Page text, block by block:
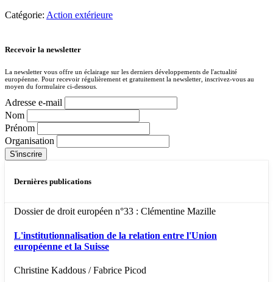
Catégorie: Action extérieure
Recevoir la newsletter
La newsletter vous offre un éclairage sur les derniers développements de l'actualité
européenne. Pour recevoir régulièrement et gratuitement la newsletter, inscrivez-vous au
moyen du formulaire ci-dessous.
Adresse e-mail
Nom
Prénom
Organisation
Dernières publications
Dossier de droit européen n°33 : Clémentine Mazille
L'institutionnalisation de la relation entre l'Union
européenne et la Suisse
Christine Kaddous / Fabrice Picod